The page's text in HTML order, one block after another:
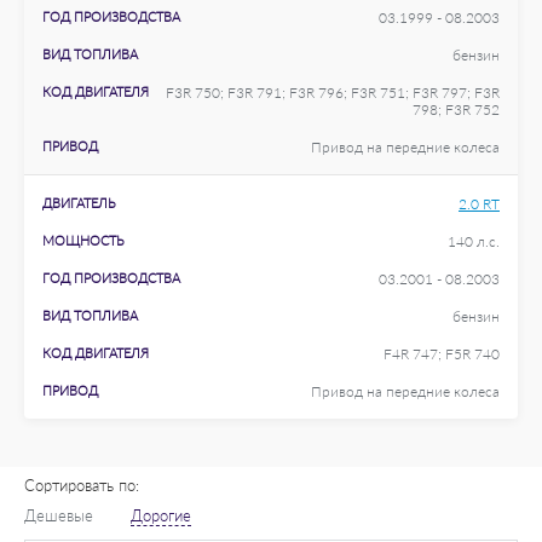
ГОД ПРОИЗВОДСТВА 03.1999 - 08.2003
ВИД ТОПЛИВА бензин
КОД ДВИГАТЕЛЯ
F3R 750; F3R 791; F3R 796; F3R 751; F3R 797; F3R
798; F3R 752
ПРИВОД Привод на передние колеса
ДВИГАТЕЛЬ 2.0 RT
МОЩНОСТЬ 140 л.с.
ГОД ПРОИЗВОДСТВА 03.2001 - 08.2003
ВИД ТОПЛИВА бензин
КОД ДВИГАТЕЛЯ F4R 747; F5R 740
ПРИВОД Привод на передние колеса
Сортировать по:
Дешевые
Дорогие